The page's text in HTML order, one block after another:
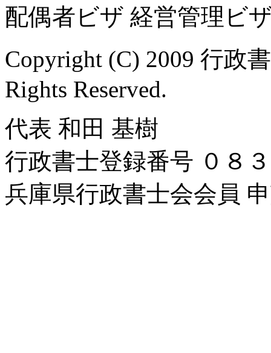
配偶者ビザ 経営管理ビ
Copyright (C) 2009 行政
Rights Reserved.
代表 和田 基樹
行政書士登録番号 ０８
兵庫県行政書士会会員